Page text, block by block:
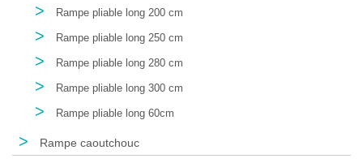
> Rampe pliable long 200 cm
> Rampe pliable long 250 cm
> Rampe pliable long 280 cm
> Rampe pliable long 300 cm
> Rampe pliable long 60cm
> Rampe caoutchouc